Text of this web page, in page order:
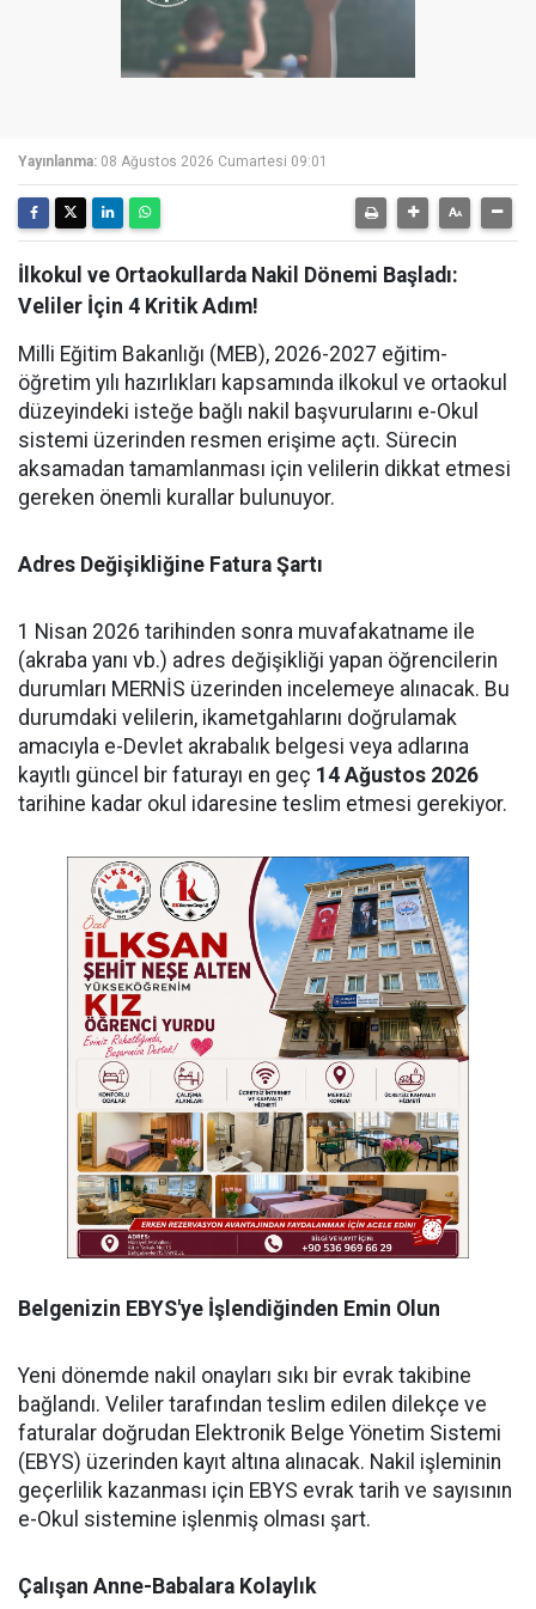
Yayınlanma: 08 Ağustos 2026 Cumartesi 09:01
İlkokul ve Ortaokullarda Nakil Dönemi Başladı:
Veliler İçin 4 Kritik Adım!
Milli Eğitim Bakanlığı (MEB), 2026-2027 eğitim-
öğretim yılı hazırlıkları kapsamında ilkokul ve ortaokul
düzeyindeki isteğe bağlı nakil başvurularını e-Okul
sistemi üzerinden resmen erişime açtı. Sürecin
aksamadan tamamlanması için velilerin dikkat etmesi
gereken önemli kurallar bulunuyor.
Adres Değişikliğine Fatura Şartı
1 Nisan 2026 tarihinden sonra muvafakatname ile
(akraba yanı vb.) adres değişikliği yapan öğrencilerin
durumları MERNİS üzerinden incelemeye alınacak. Bu
durumdaki velilerin, ikametgahlarını doğrulamak
amacıyla e-Devlet akrabalık belgesi veya adlarına
kayıtlı güncel bir faturayı en geç 14 Ağustos 2026
tarihine kadar okul idaresine teslim etmesi gerekiyor.
Belgenizin EBYS'ye İşlendiğinden Emin Olun
Yeni dönemde nakil onayları sıkı bir evrak takibine
bağlandı. Veliler tarafından teslim edilen dilekçe ve
faturalar doğrudan Elektronik Belge Yönetim Sistemi
(EBYS) üzerinden kayıt altına alınacak. Nakil işleminin
geçerlilik kazanması için EBYS evrak tarih ve sayısının
e-Okul sistemine işlenmiş olması şart.
Çalışan Anne-Babalara Kolaylık